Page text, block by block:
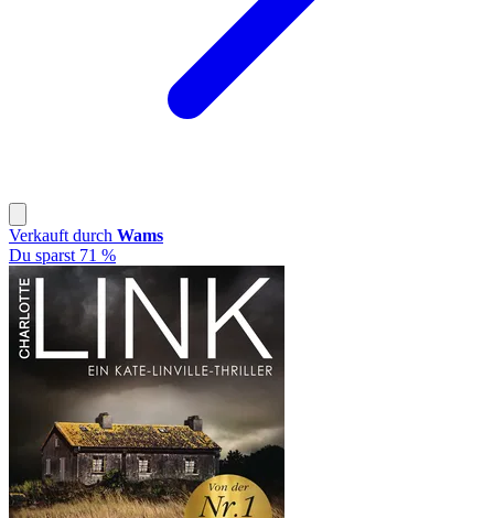
Verkauft durch Wams
Du sparst 71 %